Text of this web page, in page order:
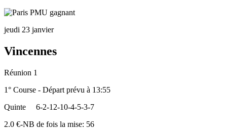
jeudi 23 janvier
Vincennes
Réunion 1
1° Course - Départ prévu à 13:55
Quinte
6-2-12-10-4-5-3-7
2.0 €-NB de fois la mise: 56